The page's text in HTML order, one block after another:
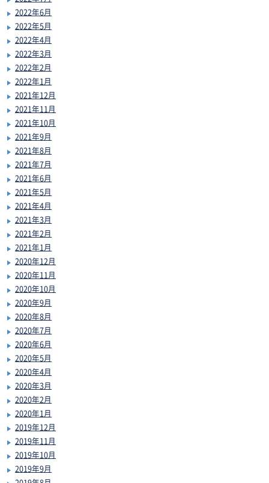
2022年6月
2022年5月
2022年4月
2022年3月
2022年2月
2022年1月
2021年12月
2021年11月
2021年10月
2021年9月
2021年8月
2021年7月
2021年6月
2021年5月
2021年4月
2021年3月
2021年2月
2021年1月
2020年12月
2020年11月
2020年10月
2020年9月
2020年8月
2020年7月
2020年6月
2020年5月
2020年4月
2020年3月
2020年2月
2020年1月
2019年12月
2019年11月
2019年10月
2019年9月